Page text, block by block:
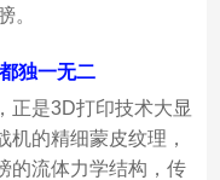
。
独一无二
正是3D打印技术大显
的精细蒙皮纹理，
的流体力学结构，传